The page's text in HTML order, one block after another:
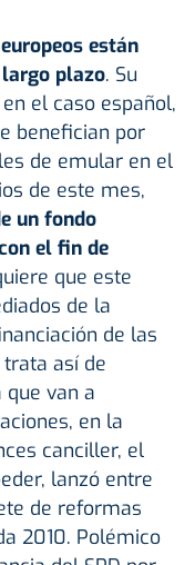
están
plazo. Su
el caso español,
benefician por
de emular en el
de este mes,
un fondo
el fin de
que este
de la
de las
así de
van a
en la
canciller, el
lanzó entre
de reformas
2010. Polémico